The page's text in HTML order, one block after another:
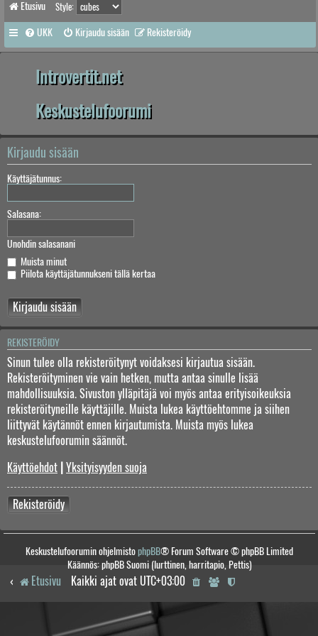
Etusivu Style:
UKK Kirjaudu sisään Rekisteröidy
Introvertit.net
Keskustelufoorumi
Kirjaudu sisään
Käyttäjätunnus:
Salasana:
Unohdin salasanani
Muista minut
Piilota käyttäjätunnukseni tällä kertaa
REKISTERÖIDY
Sinun tulee olla rekisteröitynyt voidaksesi kirjautua sisään.
Rekisteröityminen vie vain hetken, mutta antaa sinulle lisää
mahdollisuuksia. Sivuston ylläpitäjä voi myös antaa erityisoikeuksia
rekisteröityneille käyttäjille. Muista lukea käyttöehtomme ja siihen
liittyvät käytännöt ennen kirjautumista. Muista myös lukea
keskustelufoorumin säännöt.
Käyttöehdot Yksityisyyden suoja
Rekisteröidy
Keskustelufoorumin ohjelmistophpBB® Forum Software © phpBB Limited
Käännös: phpBB Suomi (lurttinen, harritapio, Pettis)
Etusivu Kaikki ajat ovat UTC+03:00